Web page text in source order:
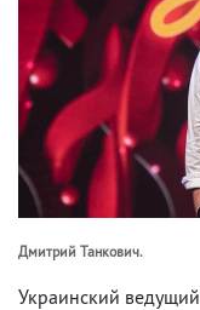
Дмитрий Танкович.
Украинский